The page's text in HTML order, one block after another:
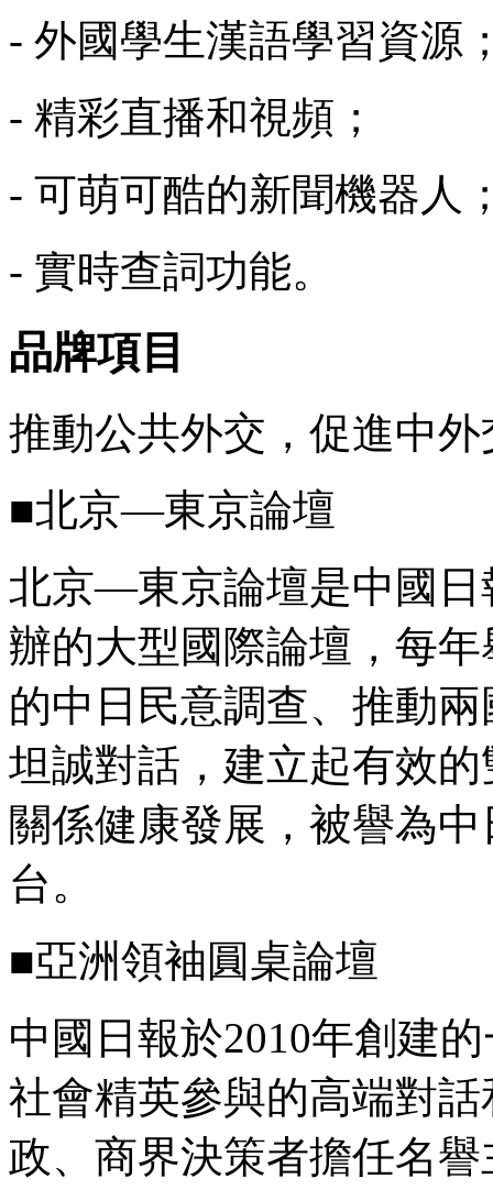
- 外國學生漢語學習資源
- 精彩直播和視頻；
- 可萌可酷的新聞機器人
- 實時查詞功能。
品牌項目
推動公共外交，促進中外
■北京—東京論壇
北京—東京論壇是中國日
辦的大型國際論壇，每
的中日民意調查、推動
坦誠對話，建立起有效
關係健康發展，被譽為
台。
■亞洲領袖圓桌論壇
中國日報於2010年創建
社會精英參與的高端對
政、商界決策者擔任名